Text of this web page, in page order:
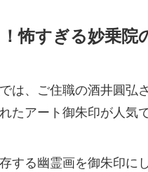
怖すぎる妙乗院
は、ご住職の酒井圓弘
たアート御朱印が人気で
する幽霊画を御朱印